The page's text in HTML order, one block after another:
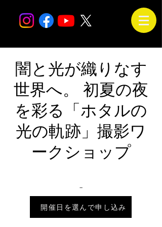
闇と光が織りなす
世界へ。 初夏の夜
を彩る「ホタルの
光の軌跡」撮影ワ
ークショップ
_
2026年7月14日 18:00 – 21:30
会場は未定です。
開催日を選んで申し込み